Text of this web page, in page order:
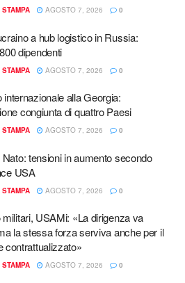
AGOSTO 7, 2026 0
a hub logistico in Russia:
dipendenti
AGOSTO 7, 2026 0
internazionale alla Georgia:
congiunta di quattro Paesi
AGOSTO 7, 2026 0
Nato: tensioni in aumento secondo
USA
AGOSTO 7, 2026 0
USAMi: «La dirigenza va
la stessa forza serviva anche per il
contrattualizzato»
AGOSTO 7, 2026 0